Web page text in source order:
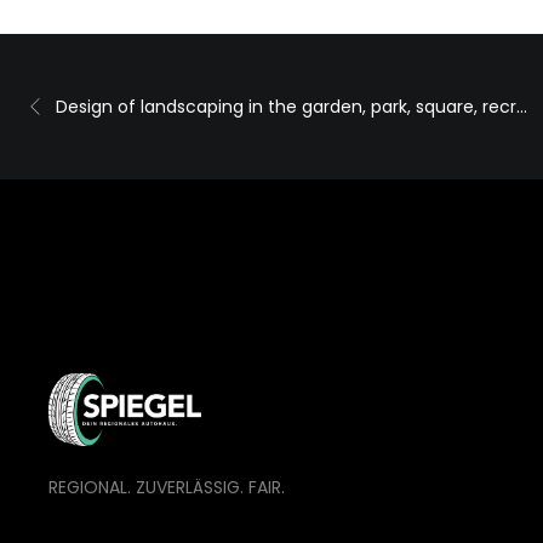
Design of landscaping in the garden, park, square, recreation area
REGIONAL. ZUVERLÄSSIG. FAIR.